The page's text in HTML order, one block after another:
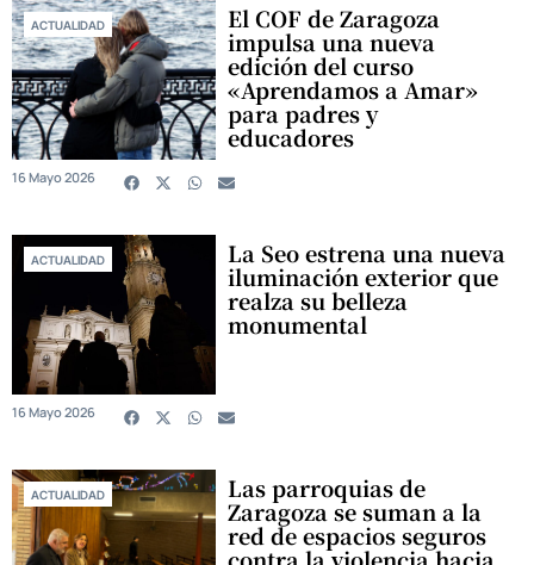
ACTUALIDAD El COF de Zaragoza
impulsa una nueva
edición del curso
«Aprendamos a Amar»
para padres y
educadores
16 Mayo 2026
ACTUALIDAD La Seo estrena una nueva
iluminación exterior que
realza su belleza
monumental
16 Mayo 2026
ACTUALIDAD Las parroquias de
Zaragoza se suman a la
red de espacios seguros
contra la violencia hacia